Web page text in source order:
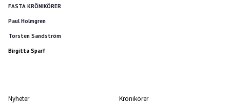
FASTA KRÖNIKÖRER
Paul Holmgren
Torsten Sandström
Birgitta Sparf
Nyheter Krönikörer